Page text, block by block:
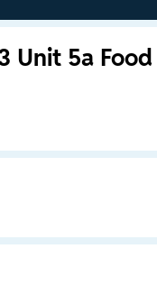
Unit 5a Food